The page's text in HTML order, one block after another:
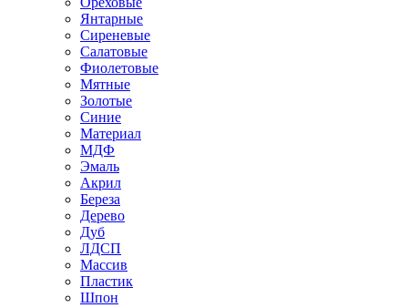
Янтарные
Сиреневые
Салатовые
Фиолетовые
Мятные
Золотые
Синие
Материал
МДФ
Эмаль
Акрил
Береза
Дерево
Дуб
ЛДСП
Массив
Пластик
Шпон